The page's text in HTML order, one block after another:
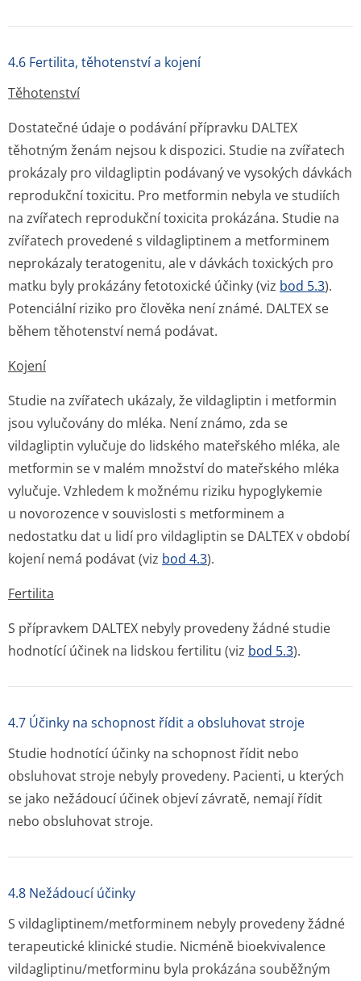
4.6 Fertilita, těhotenství a kojení
Těhotenství
Dostatečné údaje o podávání přípravku DALTEX
těhotným ženám nejsou k dispozici. Studie na zvířatech
prokázaly pro vildagliptin podávaný ve vysokých dávkách
reprodukční toxicitu. Pro metformin nebyla ve studiích
na zvířatech reprodukční toxicita prokázána. Studie na
zvířatech provedené s vildagliptinem a metforminem
neprokázaly teratogenitu, ale v dávkách toxických pro
matku byly prokázány fetotoxické účinky (viz bod 5.3).
Potenciální riziko pro člověka není známé. DALTEX se
během těhotenství nemá podávat.
Kojení
Studie na zvířatech ukázaly, že vildagliptin i metformin
jsou vylučovány do mléka. Není známo, zda se
vildagliptin vylučuje do lidského mateřského mléka, ale
metformin se v malém množství do mateřského mléka
vylučuje. Vzhledem k možnému riziku hypoglykemie
u novorozence v souvislosti s metforminem a
nedostatku dat u lidí pro vildagliptin se DALTEX v období
kojení nemá podávat (viz bod 4.3).
Fertilita
S přípravkem DALTEX nebyly provedeny žádné studie
hodnotící účinek na lidskou fertilitu (viz bod 5.3).
4.7 Účinky na schopnost řídit a obsluhovat stroje
Studie hodnotící účinky na schopnost řídit nebo
obsluhovat stroje nebyly provedeny. Pacienti, u kterých
se jako nežádoucí účinek objeví závratě, nemají řídit
nebo obsluhovat stroje.
4.8 Nežádoucí účinky
S vildaglipti­nem/metforminem nebyly provedeny žádné
terapeutické klinické studie. Nicméně bioekvivalence
vildagliptinu/met­forminu byla prokázána souběžným